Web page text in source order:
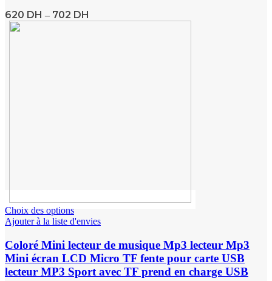
620 DH – 702 DH
Choix des options
Ajouter à la liste d'envies
Coloré Mini lecteur de musique Mp3 lecteur Mp3
Mini écran LCD Micro TF fente pour carte USB
lecteur MP3 Sport avec TF prend en charge USB